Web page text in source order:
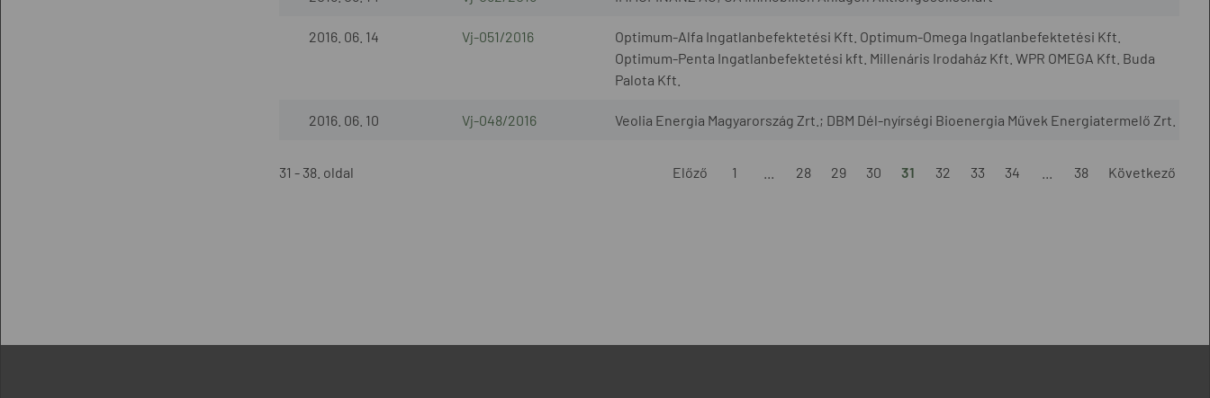
2016. 06. 14 Vj-051/2016
Optimum-Alfa Ingatlanbefektetési Kft. Optimum-Omega Ingatlanbefektetési Kft.
Optimum-Penta Ingatlanbefektetési kft. Millenáris Irodaház Kft. WPR OMEGA Kft. Buda
Palota Kft.
2016. 06. 10 Vj-048/2016 Veolia Energia Magyarország Zrt.; DBM Dél-nyírségi Bioenergia Művek Energiatermelő Zrt.
31 - 38. oldal Előző 1 28 29 30 31 32 33 34 38 Következő